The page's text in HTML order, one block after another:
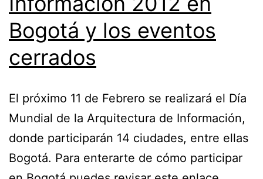
Bogotá y los eventos
cerrados
El próximo 11 de Febrero se realizará el Día
Mundial de la Arquitectura de Información,
donde participarán 14 ciudades, entre ellas
Bogotá. Para enterarte de cómo participar